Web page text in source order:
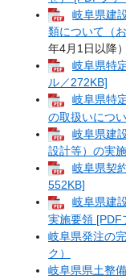
岐阜県建
類について（
年4月1日以降）
岐阜県特
ル／272KB]
岐阜県特
の取扱いにつ
岐阜県建
設計等）の実
岐阜県契
552KB]
岐阜県建
実施要領 [PDF
岐阜県発注の
ク）
岐阜県県土整